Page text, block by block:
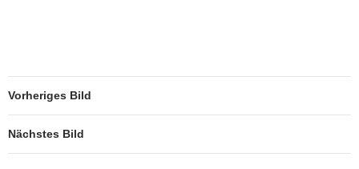
Vorheriges Bild
Nächstes Bild